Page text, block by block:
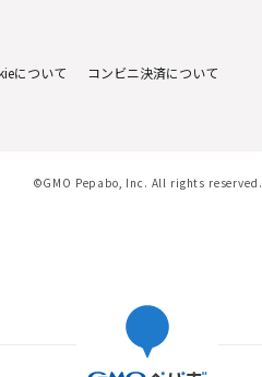
について コンビニ決済について
©GMO Pepabo, Inc. All rights reserved.